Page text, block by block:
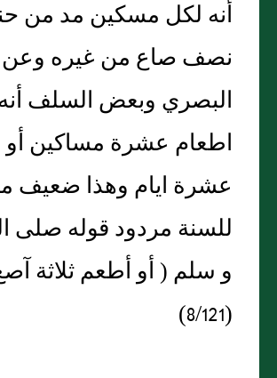
أنه لكل مسكين مد من
نصف صاع من غيره
البصري وبعض السلف
اطعام عشرة مساكين
عشرة ايام وهذا ضعيف
للسنة مردود قوله صلى
و سلم ( أو أطعم ثلاثة
(8/121)